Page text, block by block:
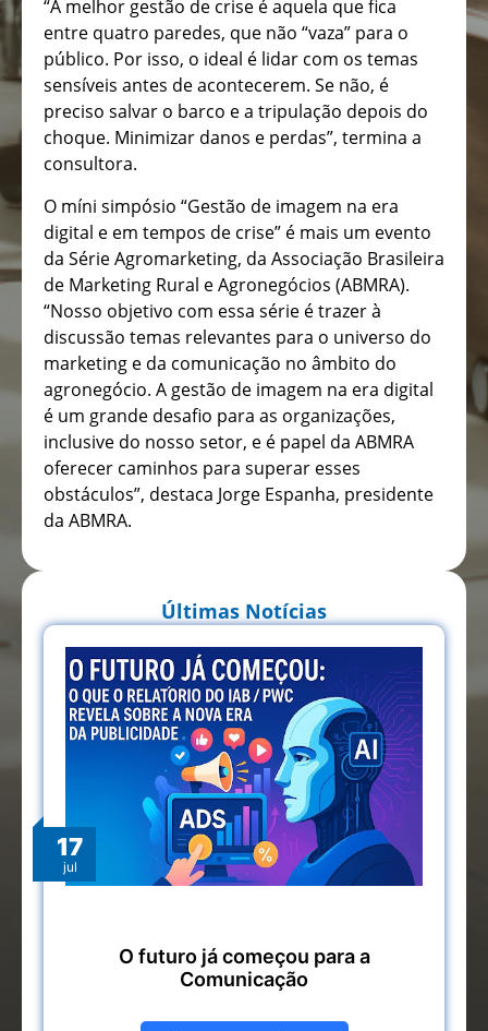
“A melhor gestão de crise é aquela que fica
entre quatro paredes, que não “vaza” para o
público. Por isso, o ideal é lidar com os temas
sensíveis antes de acontecerem. Se não, é
preciso salvar o barco e a tripulação depois do
choque. Minimizar danos e perdas”, termina a
consultora.
O míni simpósio “Gestão de imagem na era
digital e em tempos de crise” é mais um evento
da Série Agromarketing, da Associação Brasileira
de Marketing Rural e Agronegócios (ABMRA).
“Nosso objetivo com essa série é trazer à
discussão temas relevantes para o universo do
marketing e da comunicação no âmbito do
agronegócio. A gestão de imagem na era digital
é um grande desafio para as organizações,
inclusive do nosso setor, e é papel da ABMRA
oferecer caminhos para superar esses
obstáculos”, destaca Jorge Espanha, presidente
da ABMRA.
Últimas Notícias
17
jul
O futuro já começou para a
Comunicação